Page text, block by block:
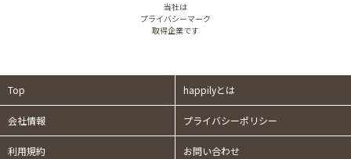
当社は
プライバシーマーク
取得企業です
Top happilyとは
会社情報 プライバシーポリシー
利用規約 お問い合わせ